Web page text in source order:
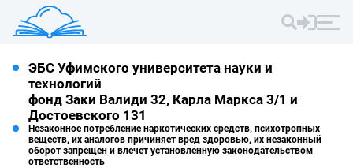
ЭБС Уфимского университета науки и
технологий
фонд Заки Валиди 32, Карла Маркса 3/1 и
Достоевского 131
Незаконное потребление наркотических средств, психотропных
веществ, их аналогов причиняет вред здоровью, их незаконный
оборот запрещен и влечет установленную законодательством
ответственность